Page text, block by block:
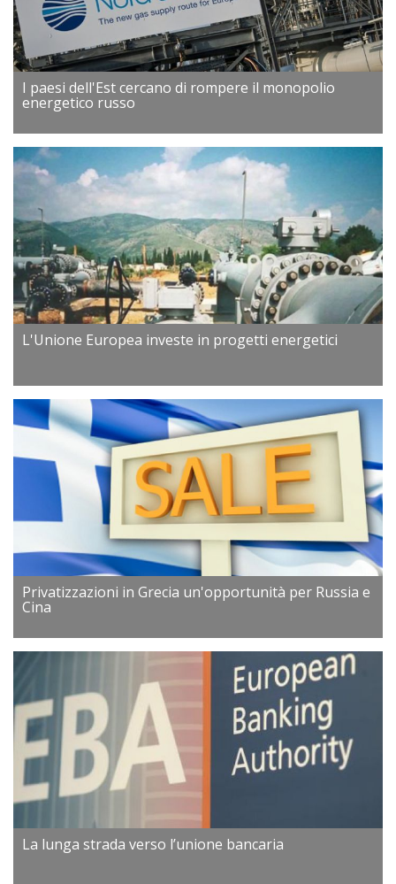
I paesi dell'Est cercano di rompere il monopolio
energetico russo
L'Unione Europea investe in progetti energetici
Privatizzazioni in Grecia un'opportunità per Russia e
Cina
La lunga strada verso l’unione bancaria